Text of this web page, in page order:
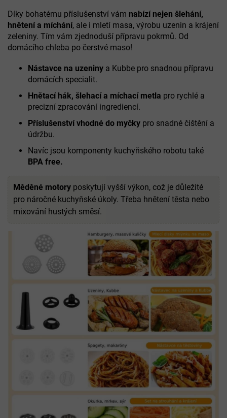
Díky bohatému příslušenství vám nabízí nejen šlehání,
hnětení a míchání, ale i mletí masa, výrobu uzenin a krájení
zeleniny. Tím vám zjednoduší přípravu pokrmů. Od
domácího chleba po čerstvé maso!
Nástavce na uzeniny a Kubbe pro snadnou přípravu
domácích specialit.
Hnětací hák, šlehací a míchací metla pro rychlé a
precizní zpracování ingrediencí.
Příslušenství vhodné do myčky pro snadné čištění a
údržbu.
Navíc jsou komponenty kuchyňského robotu také
BPA free.
Měděné motory poskytují vyšší výkon, což je důležité
pro náročné kuchyňské úkoly. Třeba hnětení těsta nebo
mixování hustých směsí.